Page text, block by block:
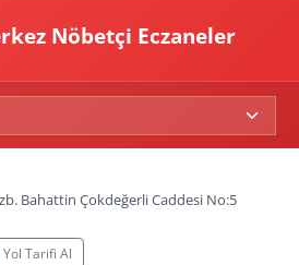
Nöbetçi Eczaneler
Bahattin Çokdeğerli Caddesi No:5
Yol Tarifi Al